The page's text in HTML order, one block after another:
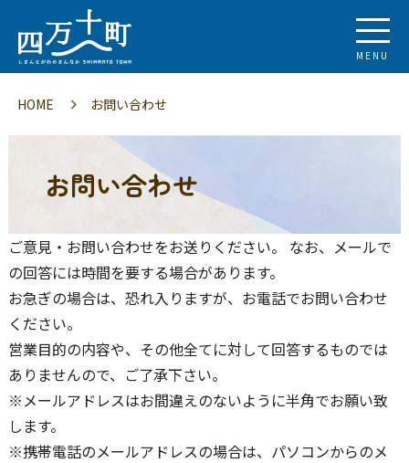
MENU
HOME お問い合わせ
お問い合わせ
ご意見・お問い合わせをお送りください。 なお、メールで
の回答には時間を要する場合があります。
お急ぎの場合は、恐れ入りますが、お電話でお問い合わせ
ください。
営業目的の内容や、その他全てに対して回答するものでは
ありませんので、ご了承下さい。
※メールアドレスはお間違えのないように半角でお願い致
します。
※携帯電話のメールアドレスの場合は、パソコンからのメ